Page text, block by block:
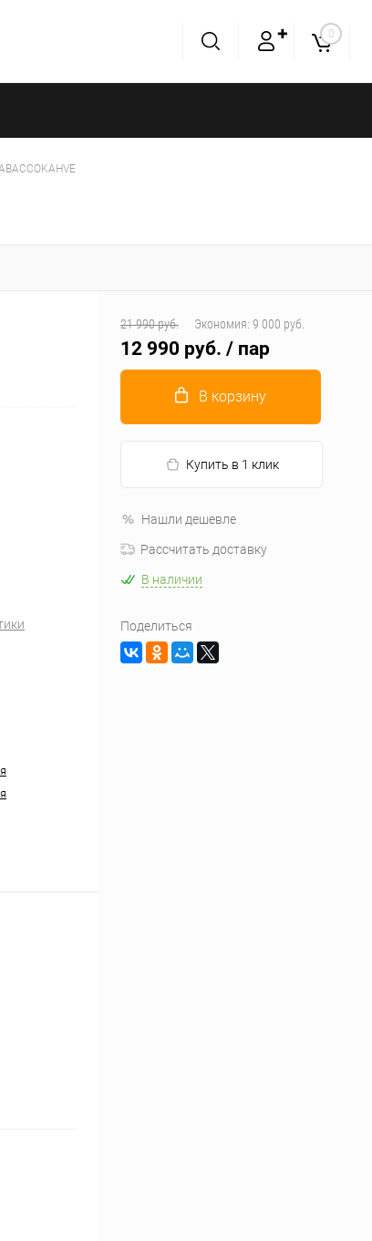
✚ 0
21 990 руб. Экономия: 9 000 руб.
12 990 руб. / пар
В корзину
Купить в 1 клик
Нашли дешевле
Рассчитать доставку
В наличии
Поделиться